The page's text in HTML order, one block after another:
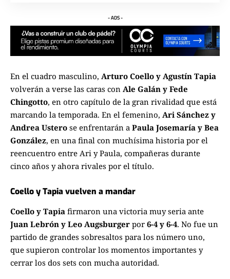
- ADS -
En el cuadro masculino, Arturo Coello y Agustín Tapia
volverán a verse las caras con Ale Galán y Fede
Chingotto, en otro capítulo de la gran rivalidad que está
marcando la temporada. En el femenino, Ari Sánchez y
Andrea Ustero se enfrentarán a Paula Josemaría y Bea
González, en una final con muchísima historia por el
reencuentro entre Ari y Paula, compañeras durante
cinco años y ahora rivales por el título.
Coello y Tapia vuelven a mandar
Coello y Tapia firmaron una victoria muy seria ante
Juan Lebrón y Leo Augsburger por 6-4 y 6-4. No fue un
partido de grandes sobresaltos para los número uno,
que supieron controlar los momentos importantes y
cerrar los dos sets con mucha autoridad.